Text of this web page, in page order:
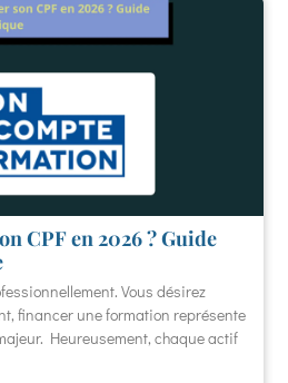
CPF en 2026 ? Guide
Vous désirez
financer une formation représente
Heureusement, chaque actif